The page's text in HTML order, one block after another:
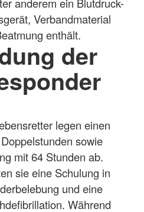
anderem ein Blutdruck-
Verbandmaterial
enthält.
der
legen einen
sowie
mit 64 Stunden ab.
sie eine Schulung in
und eine
Während